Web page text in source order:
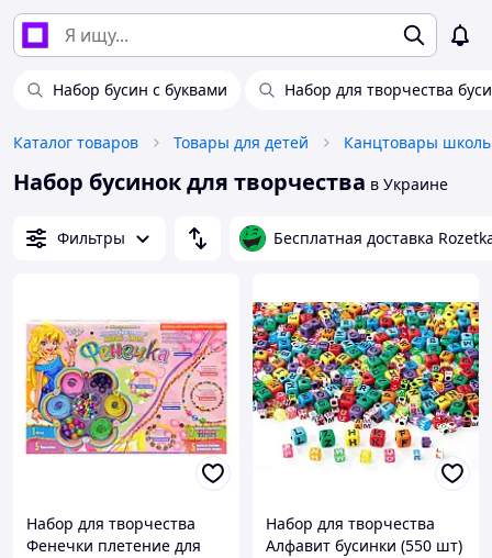
Набор бусин с буквами Набор для творчества
Каталог товаров Товары для детей Канцтовары
Набор бусинок для творчества в Украине
Фильтры Бесплатная доставка
Набор для творчества
Фенечки плетение для
Набор для творчества
Алфавит бусинки (550 шт)